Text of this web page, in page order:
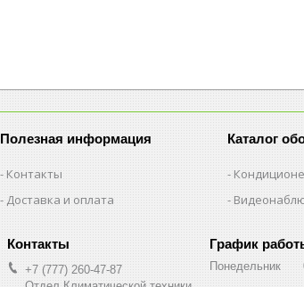
Полезная информация
Контакты
Доставка и оплата
Каталог
+7 (777) 260-47-87
График
Понедельник